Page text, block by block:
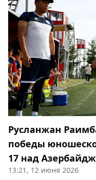
Русланжан
победы
17 над
13:21, 12 июня 2026